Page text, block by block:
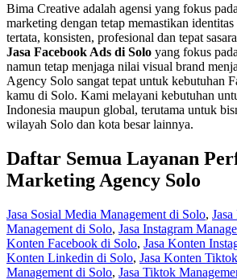
Bima Creative adalah agensi yang fokus
marketing dengan tetap memastikan
tertata, konsisten, profesional dan tepat
Jasa Facebook Ads di Solo yang fokus
namun tetap menjaga nilai visual brand
Agency Solo sangat tepat untuk kebutuhan
kamu di Solo. Kami melayani kebutuhan
Indonesia maupun global, terutama untuk
wilayah Solo dan kota besar lainnya.
Daftar Semua Layanan
Marketing Agency Solo
Jasa Sosial Media Management di Solo,
Management di Solo, Jasa Instagram
Konten Facebook di Solo, Jasa Konten
Konten Linkedin di Solo, Jasa Konten
Management di Solo, Jasa Tiktok